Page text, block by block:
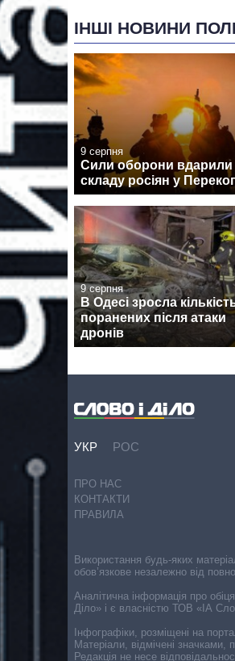
ІНШІ НОВИНИ
9 серпня
Сили оборони вдарили
складу росіян у
9 серпня
В Одесі зросла
поранених після атаки
дронів
УКР РОС
ПРО НАС
КОНТАКТИ
ПРАВИЛА
Використання будь-яких
обов’язкове незалежно від
Аналітична інформація про
Діло» і є власністю ТОВ «ІА
Інфографіки, розміщені на
Матеріали, відмічені
Редакція не несе